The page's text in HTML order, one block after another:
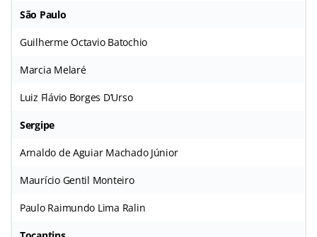
São Paulo
Guilherme Octavio Batochio
Marcia Melaré
Luiz Flávio Borges D’Urso
Sergipe
Arnaldo de Aguiar Machado Júnior
Maurício Gentil Monteiro
Paulo Raimundo Lima Ralin